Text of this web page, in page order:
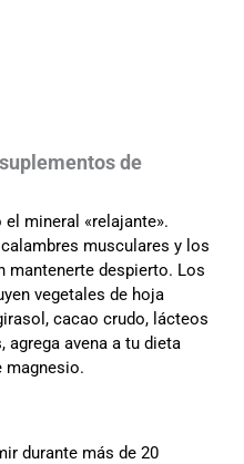
de
mineral «relajante».
musculares y los
mantenerte despierto. Los
vegetales de hoja
cacao crudo, lácteos
avena a tu dieta
magnesio.
durante más de 20